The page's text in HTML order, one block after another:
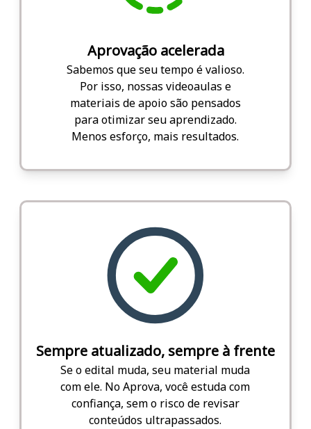
Aprovação acelerada
Sabemos que seu tempo é valioso.
Por isso, nossas videoaulas e
materiais de apoio são pensados
para otimizar seu aprendizado.
Menos esforço, mais resultados.
Sempre atualizado, sempre à frente
Se o edital muda, seu material muda
com ele. No Aprova, você estuda com
confiança, sem o risco de revisar
conteúdos ultrapassados.